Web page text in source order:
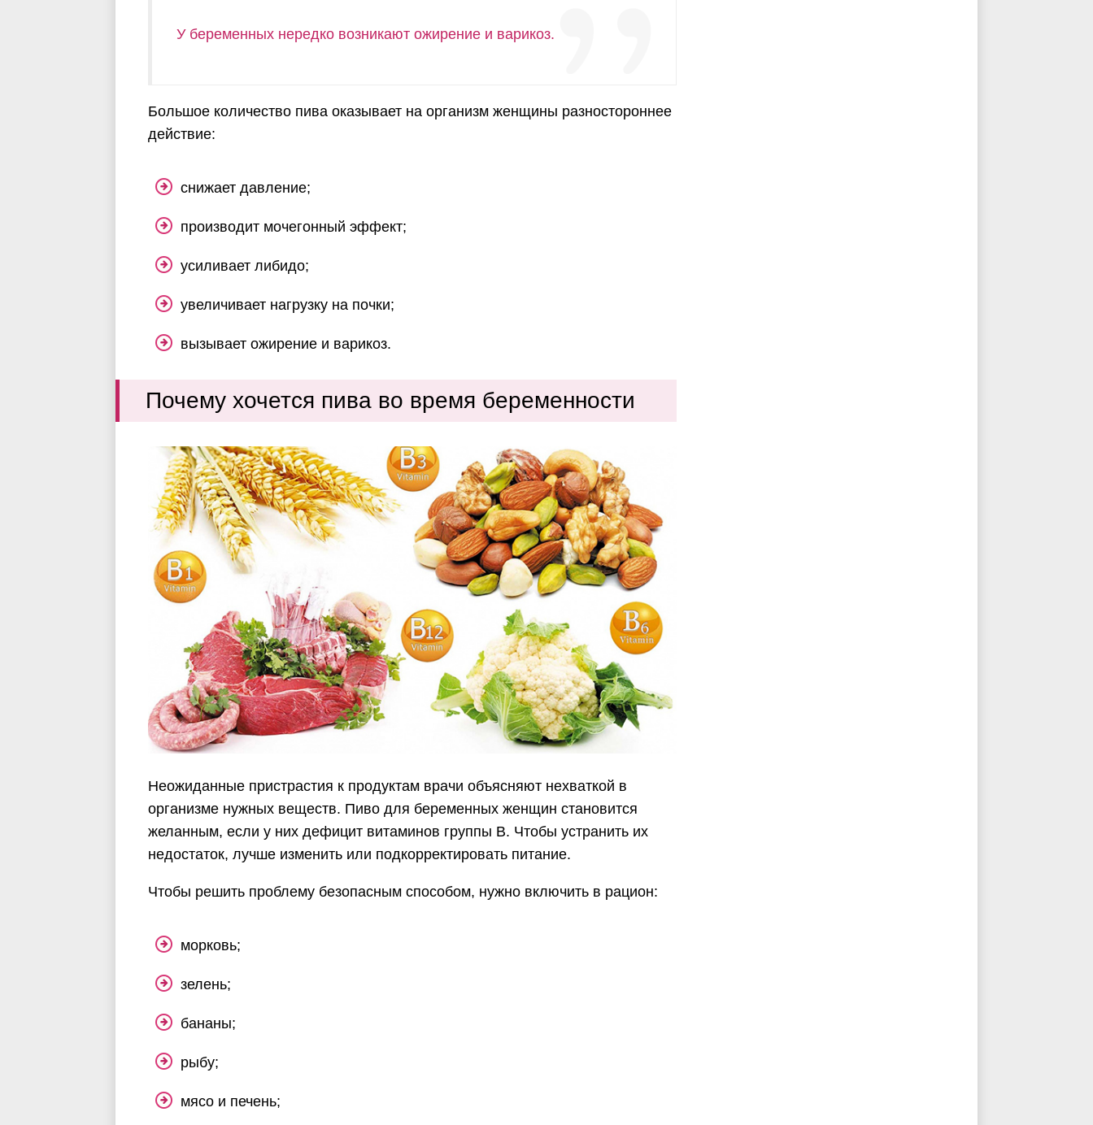
У беременных нередко возникают ожирение и варикоз.
Большое количество пива оказывает на организм женщины разностороннее
действие:
снижает давление;
производит мочегонный эффект;
усиливает либидо;
увеличивает нагрузку на почки;
вызывает ожирение и варикоз.
Почему хочется пива во время беременности
Неожиданные пристрастия к продуктам врачи объясняют нехваткой в
организме нужных веществ. Пиво для беременных женщин становится
желанным, если у них дефицит витаминов группы B. Чтобы устранить их
недостаток, лучше изменить или подкорректировать питание.
Чтобы решить проблему безопасным способом, нужно включить в рацион:
морковь;
зелень;
бананы;
рыбу;
мясо и печень;